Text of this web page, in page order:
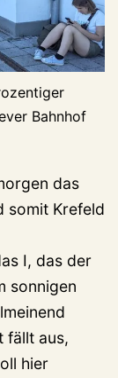
Bahnhof
das
somit Krefeld
I, das der
sonnigen
fällt aus,
hier